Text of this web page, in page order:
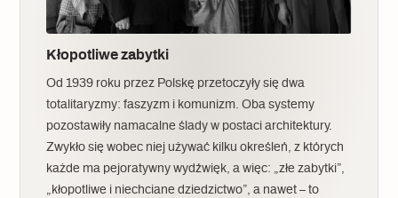
Kłopotliwe zabytki
Od 1939 roku przez Polskę przetoczyły się dwa
totalitaryzmy: faszyzm i komunizm. Oba systemy
pozostawiły namacalne ślady w postaci architektury.
Zwykło się wobec niej używać kilku określeń, z których
każde ma pejoratywny wydźwięk, a więc: „złe zabytki”,
„kłopotliwe i niechciane dziedzictwo”, a nawet – to